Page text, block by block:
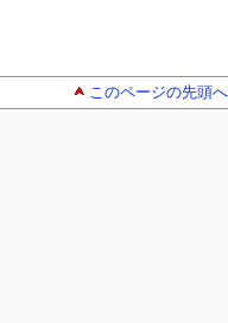
このページの先頭へ